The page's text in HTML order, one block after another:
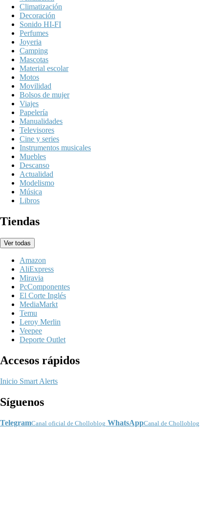
Climatización
Decoración
Sonido HI-FI
Perfumes
Joyeria
Camping
Mascotas
Material escolar
Motos
Movilidad
Bolsos de mujer
Viajes
Papelería
Manualidades
Televisores
Cine y series
Instrumentos musicales
Muebles
Descanso
Actualidad
Modelismo
Música
Libros
Tiendas
Ver todas
Amazon
AliExpress
Miravia
PcComponentes
El Corte Inglés
MediaMarkt
Temu
Leroy Merlin
Veepee
Deporte Outlet
Accesos rápidos
Inicio Smart Alerts
Síguenos
TelegramCanal oficial de Cholloblog WhatsAppCanal de Cholloblog